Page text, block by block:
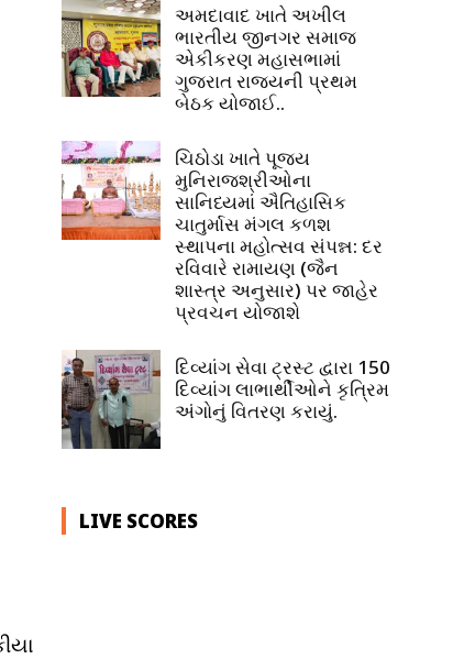
અમદાવાદ ખાતે અખીલ
ભારતીય જીનગર સમાજ
એકીકરણ મહાસભામાં
ગુજરાત રાજ્યની પ્રથમ
બેઠક યોજાઈ..
ચિઠોડા ખાતે પૂજ્ય
મુનિરાજશ્રીઓના
સાનિધ્યમાં ઐતિહાસિક
ચાતુર્માસ મંગલ કળશ
સ્થાપના મહોત્સવ સંપન્ન: દર
રવિવારે રામાયણ (જૈન
શાસ્ત્ર અનુસાર) પર જાહેર
પ્રવચન યોજાશે
દિવ્યાંગ સેવા ટ્રસ્ટ દ્વારા 150
દિવ્યાંગ લાભાર્થીઓને કૃત્રિમ
અંગોનું વિતરણ કરાયું.
LIVE SCORES